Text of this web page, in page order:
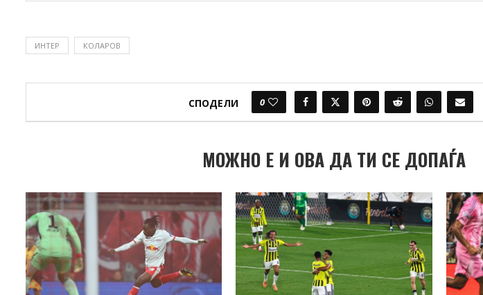
ИНТЕР КОЛАРОВ
СПОДЕЛИ 0
МОЖНО Е И ОВА ДА ТИ СЕ ДОПАЃА